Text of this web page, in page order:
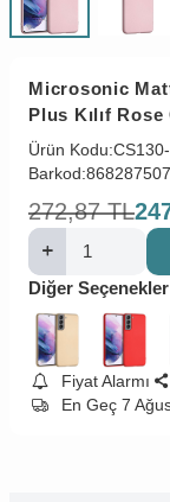
Microsonic
Plus Kılıf Rose
Ürün Kodu:
Barkod:
272,87 TL
Diğer Seçenekler
Fiyat Alarmı
En Geç 7